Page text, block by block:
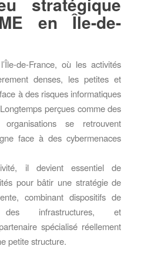
en Île-de-
de-France, où les activités
denses, les petites et
à des risques informatiques
perçues comme des
se retrouvent
face à des cybermenaces
il devient essentiel de
pour bâtir une stratégie de
combinant dispositifs de
infrastructures, et
spécialisé réellement
petite structure.